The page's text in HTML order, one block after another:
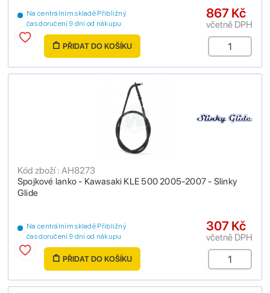
Na centrálním skladě Přibližný
čas doručení 9 dní od nákupu
867 Kč
včetně DPH
PŘIDAT DO KOŠÍKU
Spojkové lanko - Kawasaki KLE 500 2005-2007 - Slinky
Glide
Kód zboží : AH8273
Na centrálním skladě Přibližný
čas doručení 9 dní od nákupu
307 Kč
včetně DPH
PŘIDAT DO KOŠÍKU